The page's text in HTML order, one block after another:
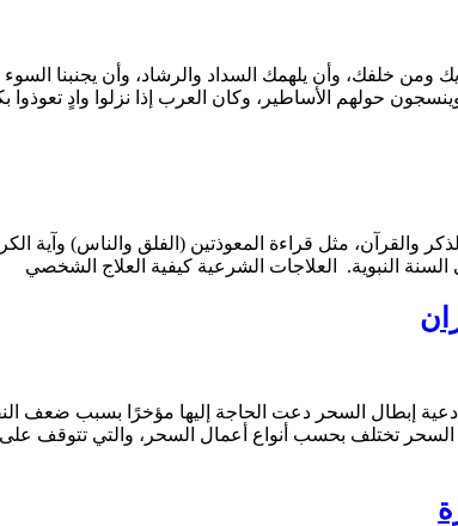
ومن خلفك، وأن يلهمك السداد والرشاد، وأن يجنبنا
حولهم الأساطير، وكان العرب إذا نزلوا وادٍ
والقرآن، مثل قراءة المعوذتين (الفلق والناس) وآية
النبوية. العلاجات الشرعية كيفية العلاج الشخصي
إبطال السحر دعت الحاجة إليها مؤخرًا بسبب ضعف
السحر تختلف بحسب أنواع أعمال السحر، والتي